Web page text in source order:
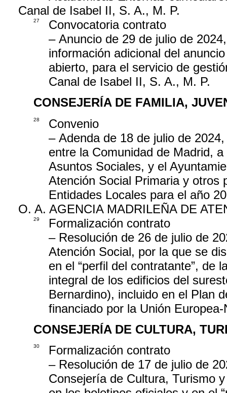
Canal de Isabel II, S. A., M. P.
27
Convocatoria contrato
– Anuncio de 29 de julio de
información adicional del
abierto, para el servicio de
Canal de Isabel II, S. A., M. P.
CONSEJERÍA DE FAMILIA,
28
Convenio
– Adenda de 18 de julio de
entre la Comunidad de Madrid,
Asuntos Sociales, y el
Atención Social Primaria y otros
Entidades Locales para el año
O. A. AGENCIA MADRILEÑA DE
29
Formalización contrato
– Resolución de 26 de julio de
Atención Social, por la que se
en el “perfil del contratante”, de
integral de los edificios del
Bernardino), incluido en el Plan
financiado por la Unión
CONSEJERÍA DE CULTURA,
30
Formalización contrato
– Resolución de 17 de julio de
Consejería de Cultura, Turismo